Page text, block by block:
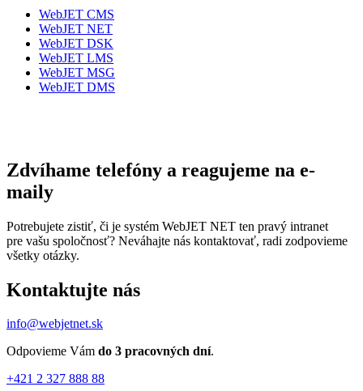
WebJET CMS
WebJET NET
WebJET DSK
WebJET LMS
WebJET MSG
WebJET DMS
Zdvíhame telefóny a reagujeme na e-
maily
Potrebujete zistiť, či je systém WebJET NET ten pravý intranet
pre vašu spoločnosť? Neváhajte nás kontaktovať, radi zodpovieme
všetky otázky.
Kontaktujte nás
info@webjetnet.sk
Odpovieme Vám do 3 pracovných dní.
+421 2 327 888 88